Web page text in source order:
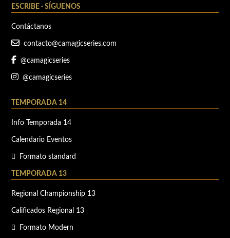
TEMPORADA 14
Info Temporada 14
Calendario Eventos
Formato standard
TEMPORADA 13
Regional Championship 13
Calificados Regional 13
Formato Modern
ESCRIBE · SÍGUENOS
Contáctanos
contacto@camagicseries.com
@camagicseries
@camagicseries